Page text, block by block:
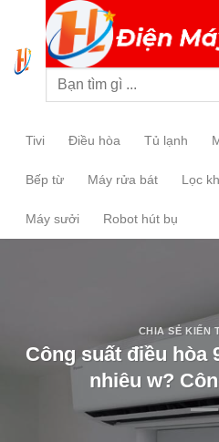
Tivi Điều hòa Tủ lạnh
Bếp từ Máy rửa bát Lọc
Máy sưởi Robot hút bụ
CHIA SẺ KIẾN
Công suất điều hòa
nhiêu w?